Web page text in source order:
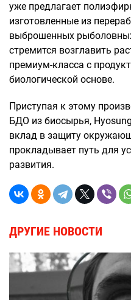
уже предлагает
изготовленные из
выброшенных рыболовных
стремится возглавить
премиум-класса с
биологической основе.
Приступая к этому
БДО из биосырья,
вклад в защиту
прокладывает путь для
развития.
ДРУГИЕ НОВОСТИ